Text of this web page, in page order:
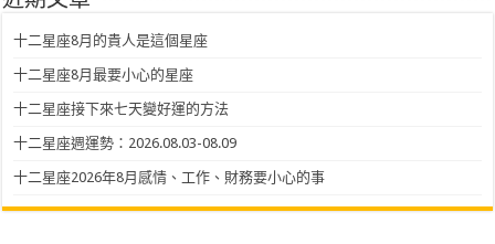
十二星座8月的貴人是這個星座
十二星座8月最要小心的星座
十二星座接下來七天變好運的方法
十二星座週運勢：2026.08.03-08.09
十二星座2026年8月感情、工作、財務要小心的事